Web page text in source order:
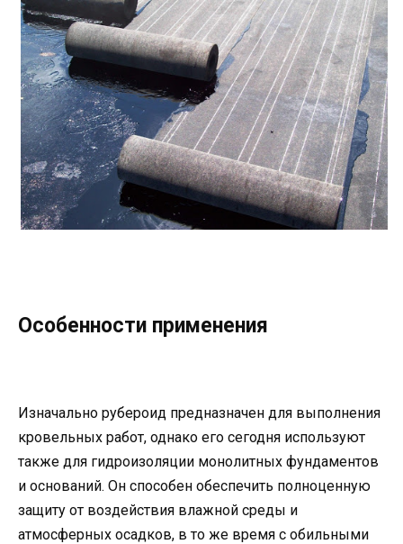
Особенности применения
Изначально рубероид предназначен для выполнения
кровельных работ, однако его сегодня используют
также для гидроизоляции монолитных фундаментов
и оснований. Он способен обеспечить полноценную
защиту от воздействия влажной среды и
атмосферных осадков, в то же время с обильными